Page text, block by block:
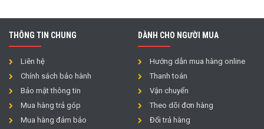
THÔNG TIN CHUNG
Liên hệ
Chính sách bảo hành
Bảo mật thông tin
Mua hàng trả góp
Mua hàng đảm bảo
DÀNH CHO NGƯỜI MUA
Hướng dẫn mua hàng online
Thanh toán
Vận chuyển
Theo dõi đơn hàng
Đổi trả hàng